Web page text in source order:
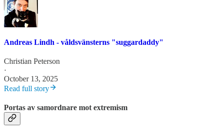
Andreas Lindh - våldsvänsterns "suggardaddy"
Christian Peterson
·
October 13, 2025
Read full story
Portas av samordnare mot extremism